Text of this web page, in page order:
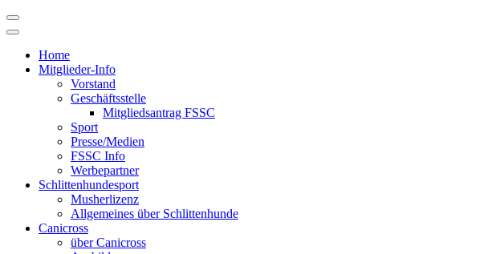
Skip
to
Home
Mitglieder-Info
Vorstand
Geschäftsstelle
Mitgliedsantrag FSSC
Sport
Presse/Medien
FSSC Info
Werbepartner
Schlittenhundesport
Musherlizenz
Allgemeines über Schlittenhunde
Canicross
über Canicross